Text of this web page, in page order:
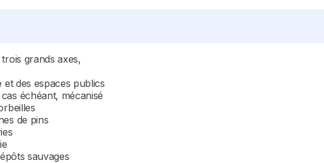
grands axes,
et des espaces publics
échéant, mécanisé
de pins
sauvages